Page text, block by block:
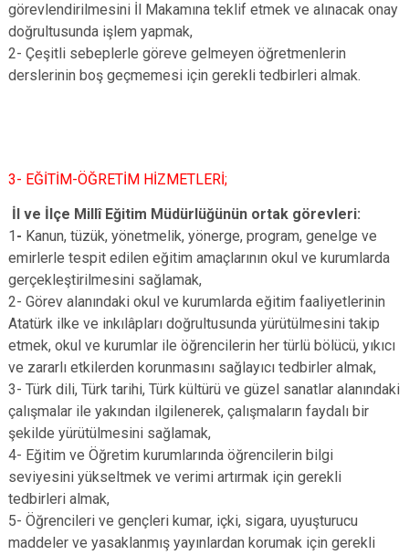
görevlendirilmesini İl Makamına teklif etmek ve alınacak onay
doğrultusunda işlem yapmak,
2- Çeşitli sebeplerle göreve gelmeyen öğretmenlerin
derslerinin boş geçmemesi için gerekli tedbirleri almak.
3- EĞİTİM-ÖĞRETİM HİZMETLERİ;
İl ve İlçe Millî Eğitim Müdürlüğünün ortak görevleri:
1- Kanun, tüzük, yönetmelik, yönerge, program, genelge ve
emirlerle tespit edilen eğitim amaçlarının okul ve kurumlarda
gerçekleştirilmesini sağlamak,
2- Görev alanındaki okul ve kurumlarda eğitim faaliyetlerinin
Atatürk ilke ve inkılâpları doğrultusunda yürütülmesini takip
etmek, okul ve kurumlar ile öğrencilerin her türlü bölücü, yıkıcı
ve zararlı etkilerden korunmasını sağlayıcı tedbirler almak,
3- Türk dili, Türk tarihi, Türk kültürü ve güzel sanatlar alanındaki
çalışmalar ile yakından ilgilenerek, çalışmaların faydalı bir
şekilde yürütülmesini sağlamak,
4- Eğitim ve Öğretim kurumlarında öğrencilerin bilgi
seviyesini yükseltmek ve verimi artırmak için gerekli
tedbirleri almak,
5- Öğrencileri ve gençleri kumar, içki, sigara, uyuşturucu
maddeler ve yasaklanmış yayınlardan korumak için gerekli